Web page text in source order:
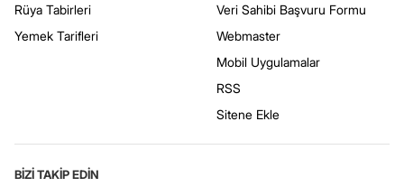
Rüya Tabirleri
Yemek Tarifleri
Veri Sahibi Başvuru Formu
Webmaster
Mobil Uygulamalar
RSS
Sitene Ekle
BİZİ TAKİP EDİN